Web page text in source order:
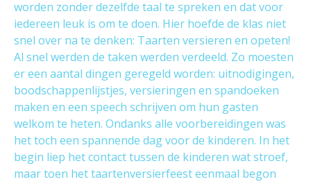
worden zonder dezelfde taal te spreken en dat voor
iedereen leuk is om te doen. Hier hoefde de klas niet
snel over na te denken: Taarten versieren en opeten!
Al snel werden de taken werden verdeeld. Zo moesten
er een aantal dingen geregeld worden: uitnodigingen,
boodschappenlijstjes, versieringen en spandoeken
maken en een speech schrijven om hun gasten
welkom te heten. Ondanks alle voorbereidingen was
het toch een spannende dag voor de kinderen. In het
begin liep het contact tussen de kinderen wat stroef,
maar toen het taartenversierfeest eenmaal begon